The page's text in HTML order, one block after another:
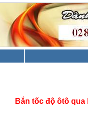
Bắn tốc độ ôtô qua